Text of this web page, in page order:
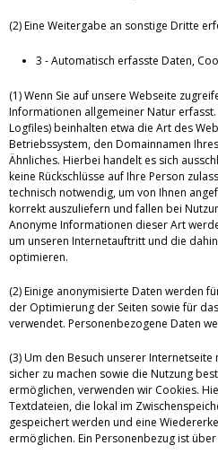
(2) Eine Weitergabe an sonstige Dritte
3 - Automatisch erfasste Daten,
(1) Wenn Sie auf unsere Webseite
Informationen allgemeiner Natur
Logfiles) beinhalten etwa die Art des
Betriebssystem, den Domainnamen
Ähnliches. Hierbei handelt es sich
keine Rückschlüsse auf Ihre Person
technisch notwendig, um von Ihnen
korrekt auszuliefern und fallen bei
Anonyme Informationen dieser Art
um unseren Internetauftritt und die
optimieren.
(2) Einige anonymisierte Daten werden
der Optimierung der Seiten sowie für
verwendet. Personenbezogene Daten
(3) Um den Besuch unserer
sicher zu machen sowie die Nutzung
ermöglichen, verwenden wir Cookies.
Textdateien, die lokal im
gespeichert werden und eine
ermöglichen. Ein Personenbezug ist